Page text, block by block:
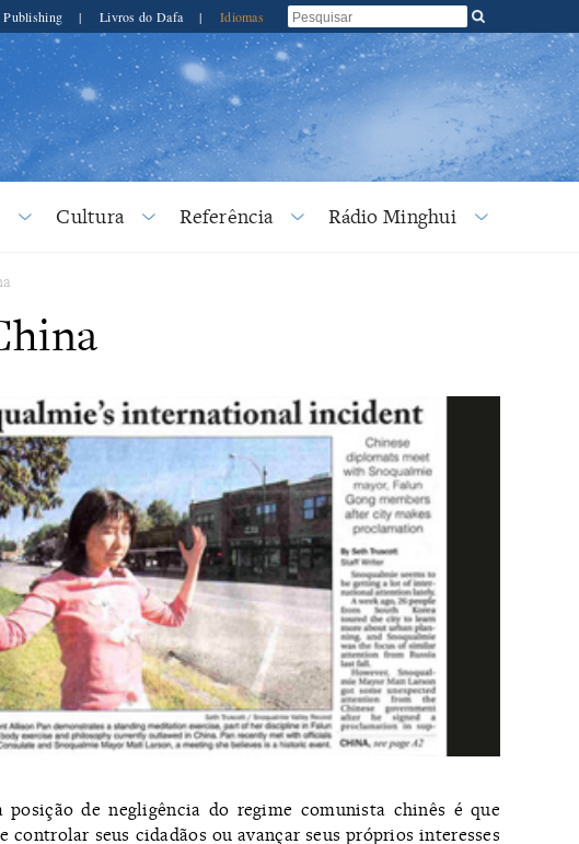
| Livros do Dafa | Idiomas
Cultura Referência Rádio Minghui
de negligência do regime comunista chinês é que
seus cidadãos ou avançar seus próprios interesses